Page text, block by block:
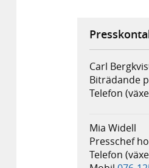
Carl
Biträdande
Telefon
Mia Widell
Presschef
Telefon